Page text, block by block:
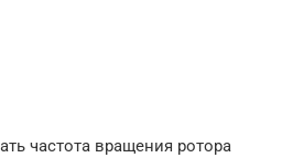
частота вращения ротора